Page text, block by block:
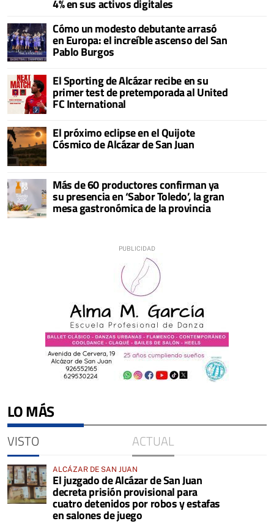
4% en sus activos digitales
Cómo un modesto debutante arrasó
en Europa: el increíble ascenso del San
Pablo Burgos
El Sporting de Alcázar recibe en su
primer test de pretemporada al United
FC International
El próximo eclipse en el Quijote
Cósmico de Alcázar de San Juan
Más de 60 productores confirman ya
su presencia en ‘Sabor Toledo’, la gran
mesa gastronómica de la provincia
LO MÁS
VISTO ACTUAL
ALCÁZAR DE SAN JUAN
El juzgado de Alcázar de San Juan
decreta prisión provisional para
cuatro detenidos por robos y estafas
en salones de juego